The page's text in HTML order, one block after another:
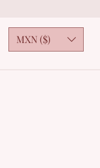
MXN ($)